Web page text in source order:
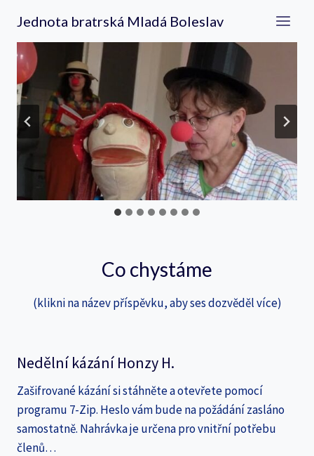
obsah
Jednota bratrská Mladá Boleslav
Co chystáme
(klikni na název příspěvku, aby ses dozvěděl více)
Nedělní kázání Honzy H.
Zašifrované kázání si stáhněte a otevřete pomocí
programu 7-Zip. Heslo vám bude na požádání zasláno
samostatně. Nahrávka je určena pro vnitřní potřebu
členů…